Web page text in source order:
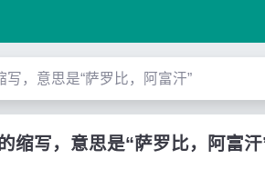
写，意思是“萨罗比，阿富汗”
缩写，意思是“萨罗比，阿富汗